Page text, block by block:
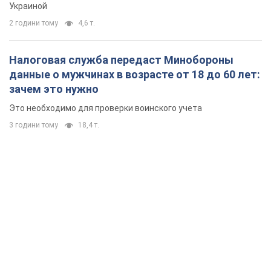
Украиной
2 години тому 4,6 т.
Налоговая служба передаст Минобороны
данные о мужчинах в возрасте от 18 до 60 лет:
зачем это нужно
Это необходимо для проверки воинского учета
3 години тому 18,4 т.